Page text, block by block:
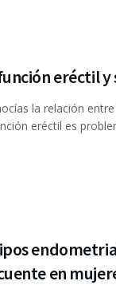
eréctil y
la relación
eréctil es
en